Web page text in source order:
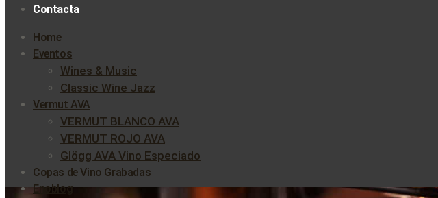
Contacta
Home
Eventos
Wines & Music
Classic Wine Jazz
Vermut AVA
VERMUT BLANCO AVA
VERMUT ROJO AVA
Glögg AVA Vino Especiado
Copas de Vino Grabadas
Enoblog